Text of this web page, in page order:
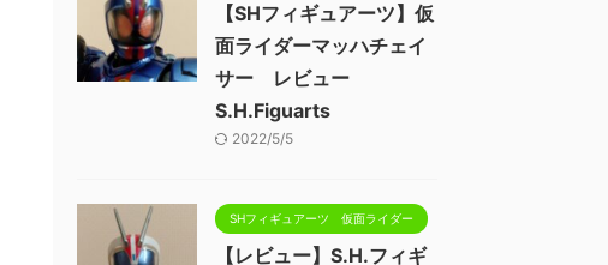
【SHフィギュアーツ】仮
面ライダーマッハチェイ
サー レビュー
S.H.Figuarts
2022/5/5
SHフィギュアーツ 仮面ライダー
【レビュー】S.H.フィギ